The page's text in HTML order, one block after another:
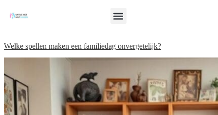
Welke spellen maken een familiedag onvergetelijk?